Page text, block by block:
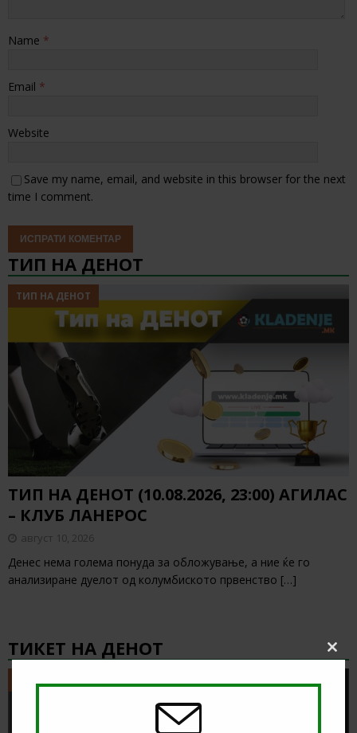
Name *
Email *
Website
Save my name, email, and website in this browser for the next
time I comment.
ТИП НА ДЕНОТ
ТИП НА ДЕНОТ
ТИП НА ДЕНОТ (10.08.2026, 23:00) АГИЛАС
– КЛУБ ЛАНЕРОС
август 10, 2026
Денес нема голема понуда за обложување, а ние ќе го
анализиране дуелот од колумбиското првенство […]
ТИКЕТ НА ДЕНОТ
Close
this